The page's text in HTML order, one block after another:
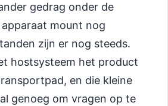
gedrag onder de
mount nog
zijn er nog steeds.
hostsysteem het product
en die kleine
genoeg om vragen op te